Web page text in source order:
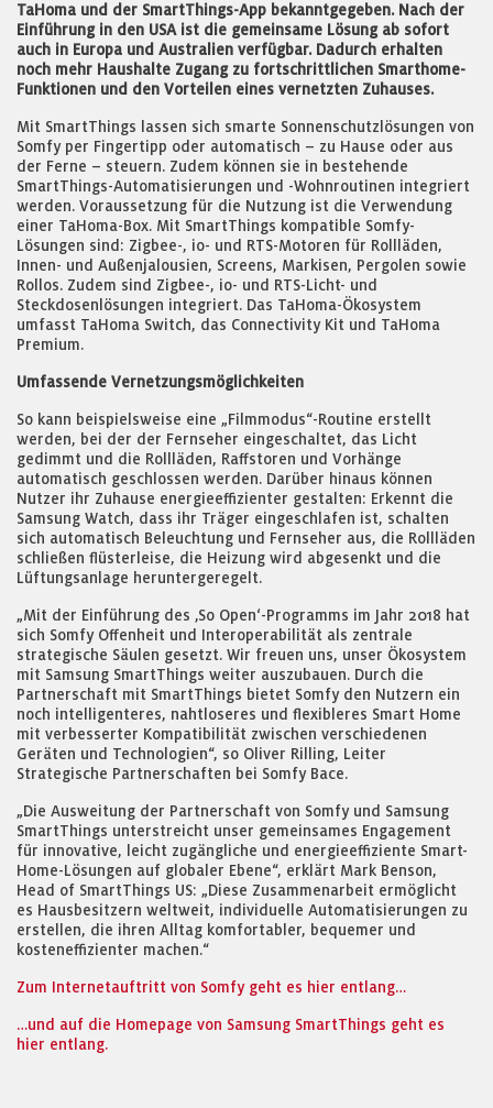
TaHoma und der SmartThings-App bekanntgegeben. Nach der
Einführung in den USA ist die gemeinsame Lösung ab sofort
auch in Europa und Australien verfügbar. Dadurch erhalten
noch mehr Haushalte Zugang zu fortschrittlichen Smarthome-
Funktionen und den Vorteilen eines vernetzten Zuhauses.
Mit SmartThings lassen sich smarte Sonnenschutzlösungen von
Somfy per Fingertipp oder automatisch – zu Hause oder aus
der Ferne – steuern. Zudem können sie in bestehende
SmartThings-Automatisierungen und -Wohnroutinen integriert
werden. Voraussetzung für die Nutzung ist die Verwendung
einer TaHoma-Box. Mit SmartThings kompatible Somfy-
Lösungen sind: Zigbee-, io- und RTS-Motoren für Rollläden,
Innen- und Außenjalousien, Screens, Markisen, Pergolen sowie
Rollos. Zudem sind Zigbee-, io- und RTS-Licht- und
Steckdosenlösungen integriert. Das TaHoma-Ökosystem
umfasst TaHoma Switch, das Connectivity Kit und TaHoma
Premium.
Umfassende Vernetzungsmöglichkeiten
So kann beispielsweise eine „Filmmodus“-Routine erstellt
werden, bei der der Fernseher eingeschaltet, das Licht
gedimmt und die Rollläden, Raffstoren und Vorhänge
automatisch geschlossen werden. Darüber hinaus können
Nutzer ihr Zuhause energieeffizienter gestalten: Erkennt die
Samsung Watch, dass ihr Träger eingeschlafen ist, schalten
sich automatisch Beleuchtung und Fernseher aus, die Rollläden
schließen flüsterleise, die Heizung wird abgesenkt und die
Lüftungsanlage heruntergeregelt.
„Mit der Einführung des ‚So Open‘-Programms im Jahr 2018 hat
sich Somfy Offenheit und Interoperabilität als zentrale
strategische Säulen gesetzt. Wir freuen uns, unser Ökosystem
mit Samsung SmartThings weiter auszubauen. Durch die
Partnerschaft mit SmartThings bietet Somfy den Nutzern ein
noch intelligenteres, nahtloseres und flexibleres Smart Home
mit verbesserter Kompatibilität zwischen verschiedenen
Geräten und Technologien“, so Oliver Rilling, Leiter
Strategische Partnerschaften bei Somfy Bace.
„Die Ausweitung der Partnerschaft von Somfy und Samsung
SmartThings unterstreicht unser gemeinsames Engagement
für innovative, leicht zugängliche und energieeffiziente Smart-
Home-Lösungen auf globaler Ebene“, erklärt Mark Benson,
Head of SmartThings US: „Diese Zusammenarbeit ermöglicht
es Hausbesitzern weltweit, individuelle Automatisierungen zu
erstellen, die ihren Alltag komfortabler, bequemer und
kosteneffizienter machen.“
Zum Internetauftritt von Somfy geht es hier entlang…
…und auf die Homepage von Samsung SmartThings geht es
hier entlang.